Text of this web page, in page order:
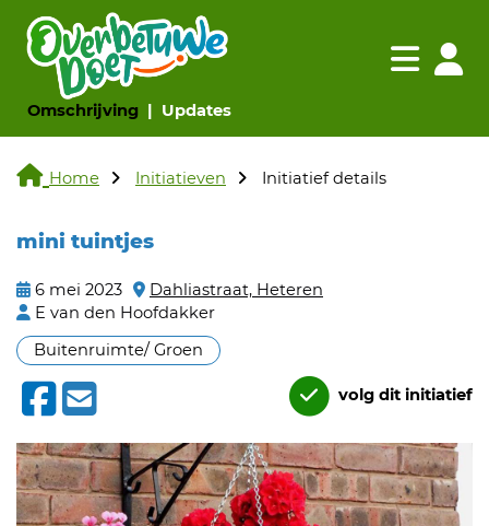
Omschrijving(huidige pagina)
Updates(huidige pagina)
Navigatie
Home Initiatieven Initiatief details
mini tuintjes
6 mei 2023
Dahliastraat, Heteren
E van den Hoofdakker
Buitenruimte/ Groen
volg dit initiatief